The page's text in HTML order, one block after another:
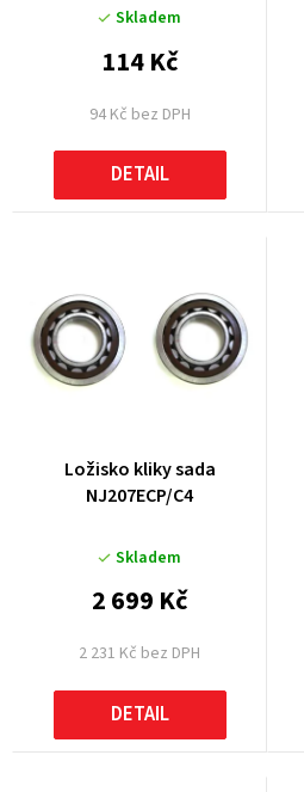
Skladem
94 Kč bez DPH
114 Kč
DETAIL
Ložisko kliky sada
NJ207ECP/C4
Skladem
2 231 Kč bez DPH
2 699 Kč
DETAIL